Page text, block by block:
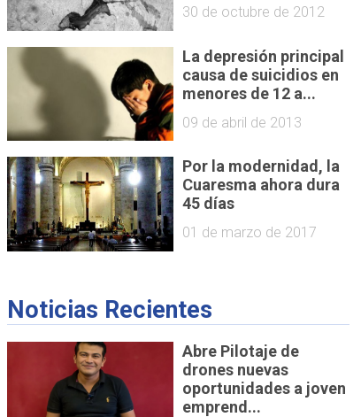
30 de octubre de 2012
La depresión principal
causa de suicidios en
menores de 12 a...
09 de abril de 2013
Por la modernidad, la
Cuaresma ahora dura
45 días
01 de marzo de 2017
Noticias Recientes
Abre Pilotaje de
drones nuevas
oportunidades a joven
emprend...